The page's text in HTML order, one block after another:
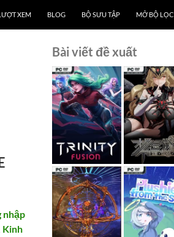
XEM BLOG BỘ SƯU TẬP MỞ BỘ LỌC
nhập
Kinh
Bài viết đề xuất